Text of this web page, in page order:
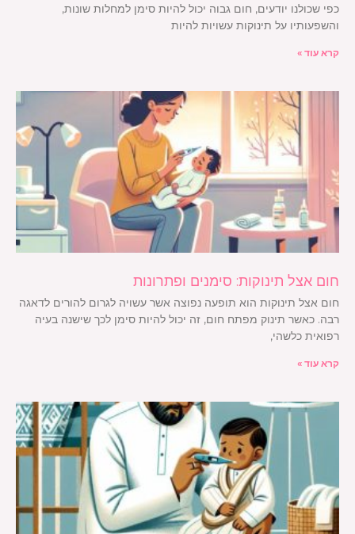
כפי שכולנו יודעים, חום גבוה יכול להיות סימן למחלות שונות,
והשפעותיו על תינוקות עשויות להיות
קרא עוד »
חום אצל תינוקות: סימנים ופתרונות
חום אצל תינוקות הוא תופעה נפוצה אשר עשויה לגרום להורים לדאגה
רבה. כאשר תינוק מפתח חום, זה יכול להיות סימן לכך שישנה בעיה
רפואית כלשהי,
קרא עוד »